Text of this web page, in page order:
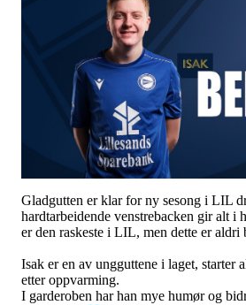
Gladgutten er klar for ny sesong i LIL
hardtarbeidende venstrebacken gir alt i
er den raskeste i LIL, men dette er aldri
Isak er en av ungguttene i laget, starter
etter oppvarming.
I garderoben har han mye humør og